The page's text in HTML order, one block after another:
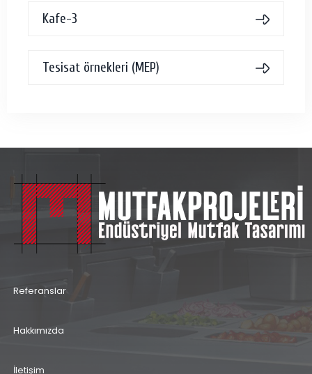
Kafe-3
Tesisat örnekleri (MEP)
Referanslar
Hakkımızda
İletişim